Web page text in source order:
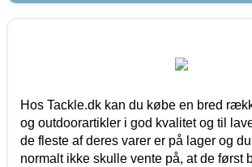
Hos Tackle.dk kan du købe en bred
og outdoorartikler i god kvalitet og til
de fleste af deres varer er på lager og
normalt ikke skulle vente på, at de først